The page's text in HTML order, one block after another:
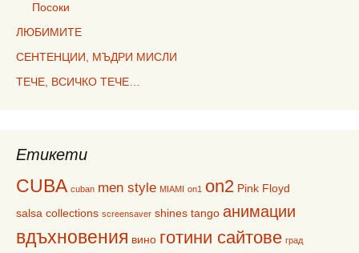
Посоки
ЛЮБИМИТЕ
СЕНТЕНЦИИ, МЪДРИ МИСЛИ
ТЕЧЕ, ВСИЧКО ТЕЧЕ…
Етикети
CUBA cuban men style MIAMI on1 on2 Pink Floyd
salsa collections screensaver shines tango анимации
вдъхновения вино готини сайтове град